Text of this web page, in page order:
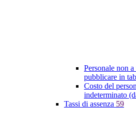
Personale non
pubblicare in
Costo del
indeterminato
Tassi di assenza 59